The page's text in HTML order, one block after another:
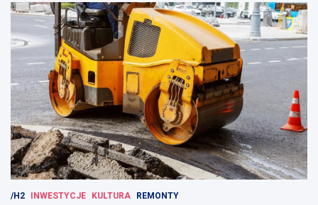
/H2 INWESTYCJE KULTURA REMONTY